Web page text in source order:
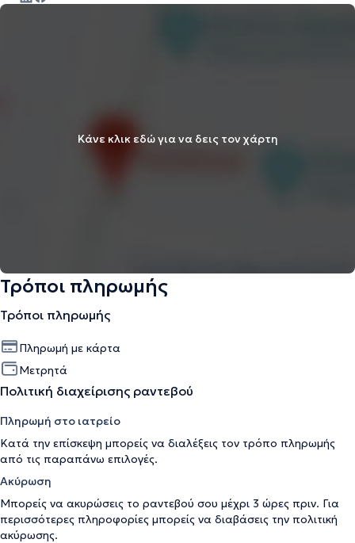
Κάνε κλικ εδώ για να δεις τον χάρτη
Τρόποι πληρωμής
Τρόποι πληρωμής
Πληρωμή με κάρτα
Μετρητά
Πολιτική διαχείρισης ραντεβού
Πληρωμή στο ιατρείο
Κατά την επίσκεψη μπορείς να διαλέξεις τον τρόπο πληρωμής
από τις παραπάνω επιλογές.
Ακύρωση
Μπορείς να ακυρώσεις το ραντεβού σου μέχρι 3 ώρες πριν. Για
περισσότερες πληροφορίες μπορείς να διαβάσεις την πολιτική
ακύρωσης.